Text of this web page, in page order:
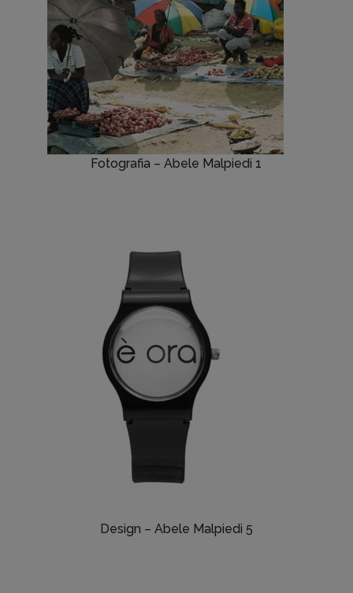
Fotografia – Abele Malpiedi 1
Design – Abele Malpiedi 5